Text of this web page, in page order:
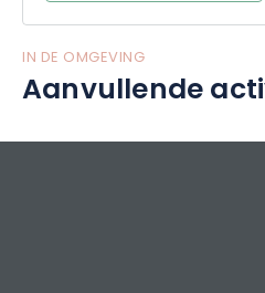
IN DE OMGEVING
Aanvullende